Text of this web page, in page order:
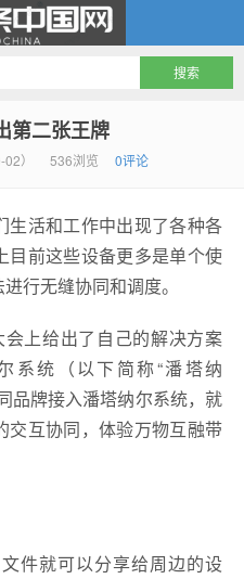
第二张王牌
） 536浏览 0评论
生活和工作中出现了各种各
目前这些设备更多是单个使
行无缝协同和调度。
上给出了自己的解决方案
统（以下简称“潘塔纳
品牌接入潘塔纳尔系统，就
交互协同，体验万物互融带
件就可以分享给周边的设